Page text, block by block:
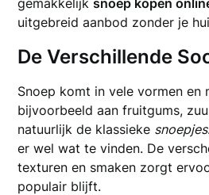
gemakkelijksnoep kopen
uitgebreid aanbod zonder je
De Verschillende
Snoep komt in vele vormen en
bijvoorbeeld aan fruitgums,
natuurlijk de klassieke snoepjes
er wel wat te vinden. De
texturen en smaken zorgt
populair blijft.